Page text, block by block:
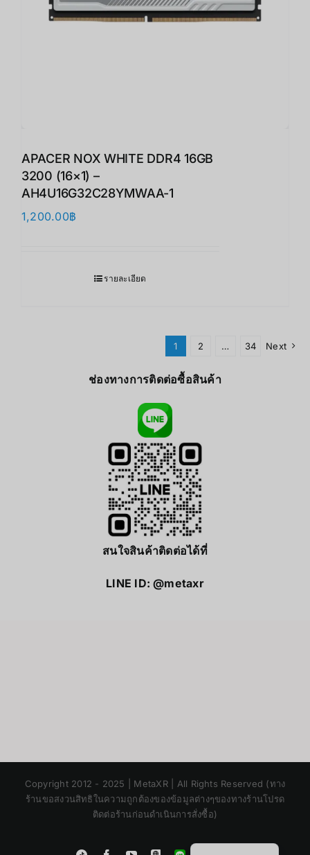
APACER NOX WHITE DDR4 16GB
3200 (16×1) –
AH4U16G32C28YMWAA-1
1,200.00฿
รายละเอียด
1 2 … 34 Next
ช่องทางการติดต่อซื้อสินค้า
สนใจสินค้าติดต่อได้ที่
LINE ID: @metaxr
Copyright 2012 - 2025 | MetaXR | All Rights Reserved (ทาง
ร้านขอสงวนสิทธิในความถูกต้องของข้อมูลต่างๆของทางร้านโปรด
ติดต่อร้านก่อนดำเนินการสั่งซื้อ)Chinese